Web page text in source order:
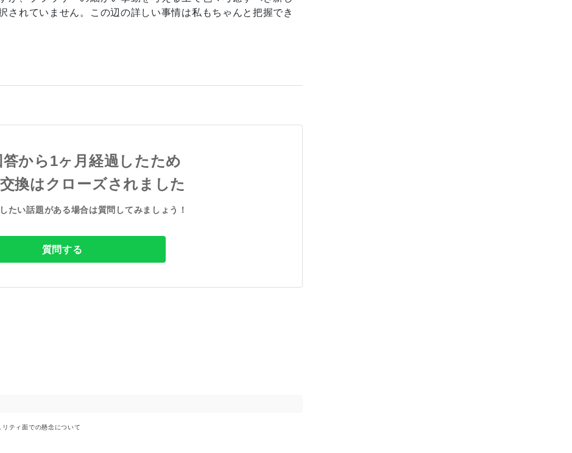
されていません。この辺の詳しい事情は私もちゃんと把握でき
から1ヶ月経過したため
換はクローズされました
たい話題がある場合は質問してみましょう！
質問する
ティ面での懸念について